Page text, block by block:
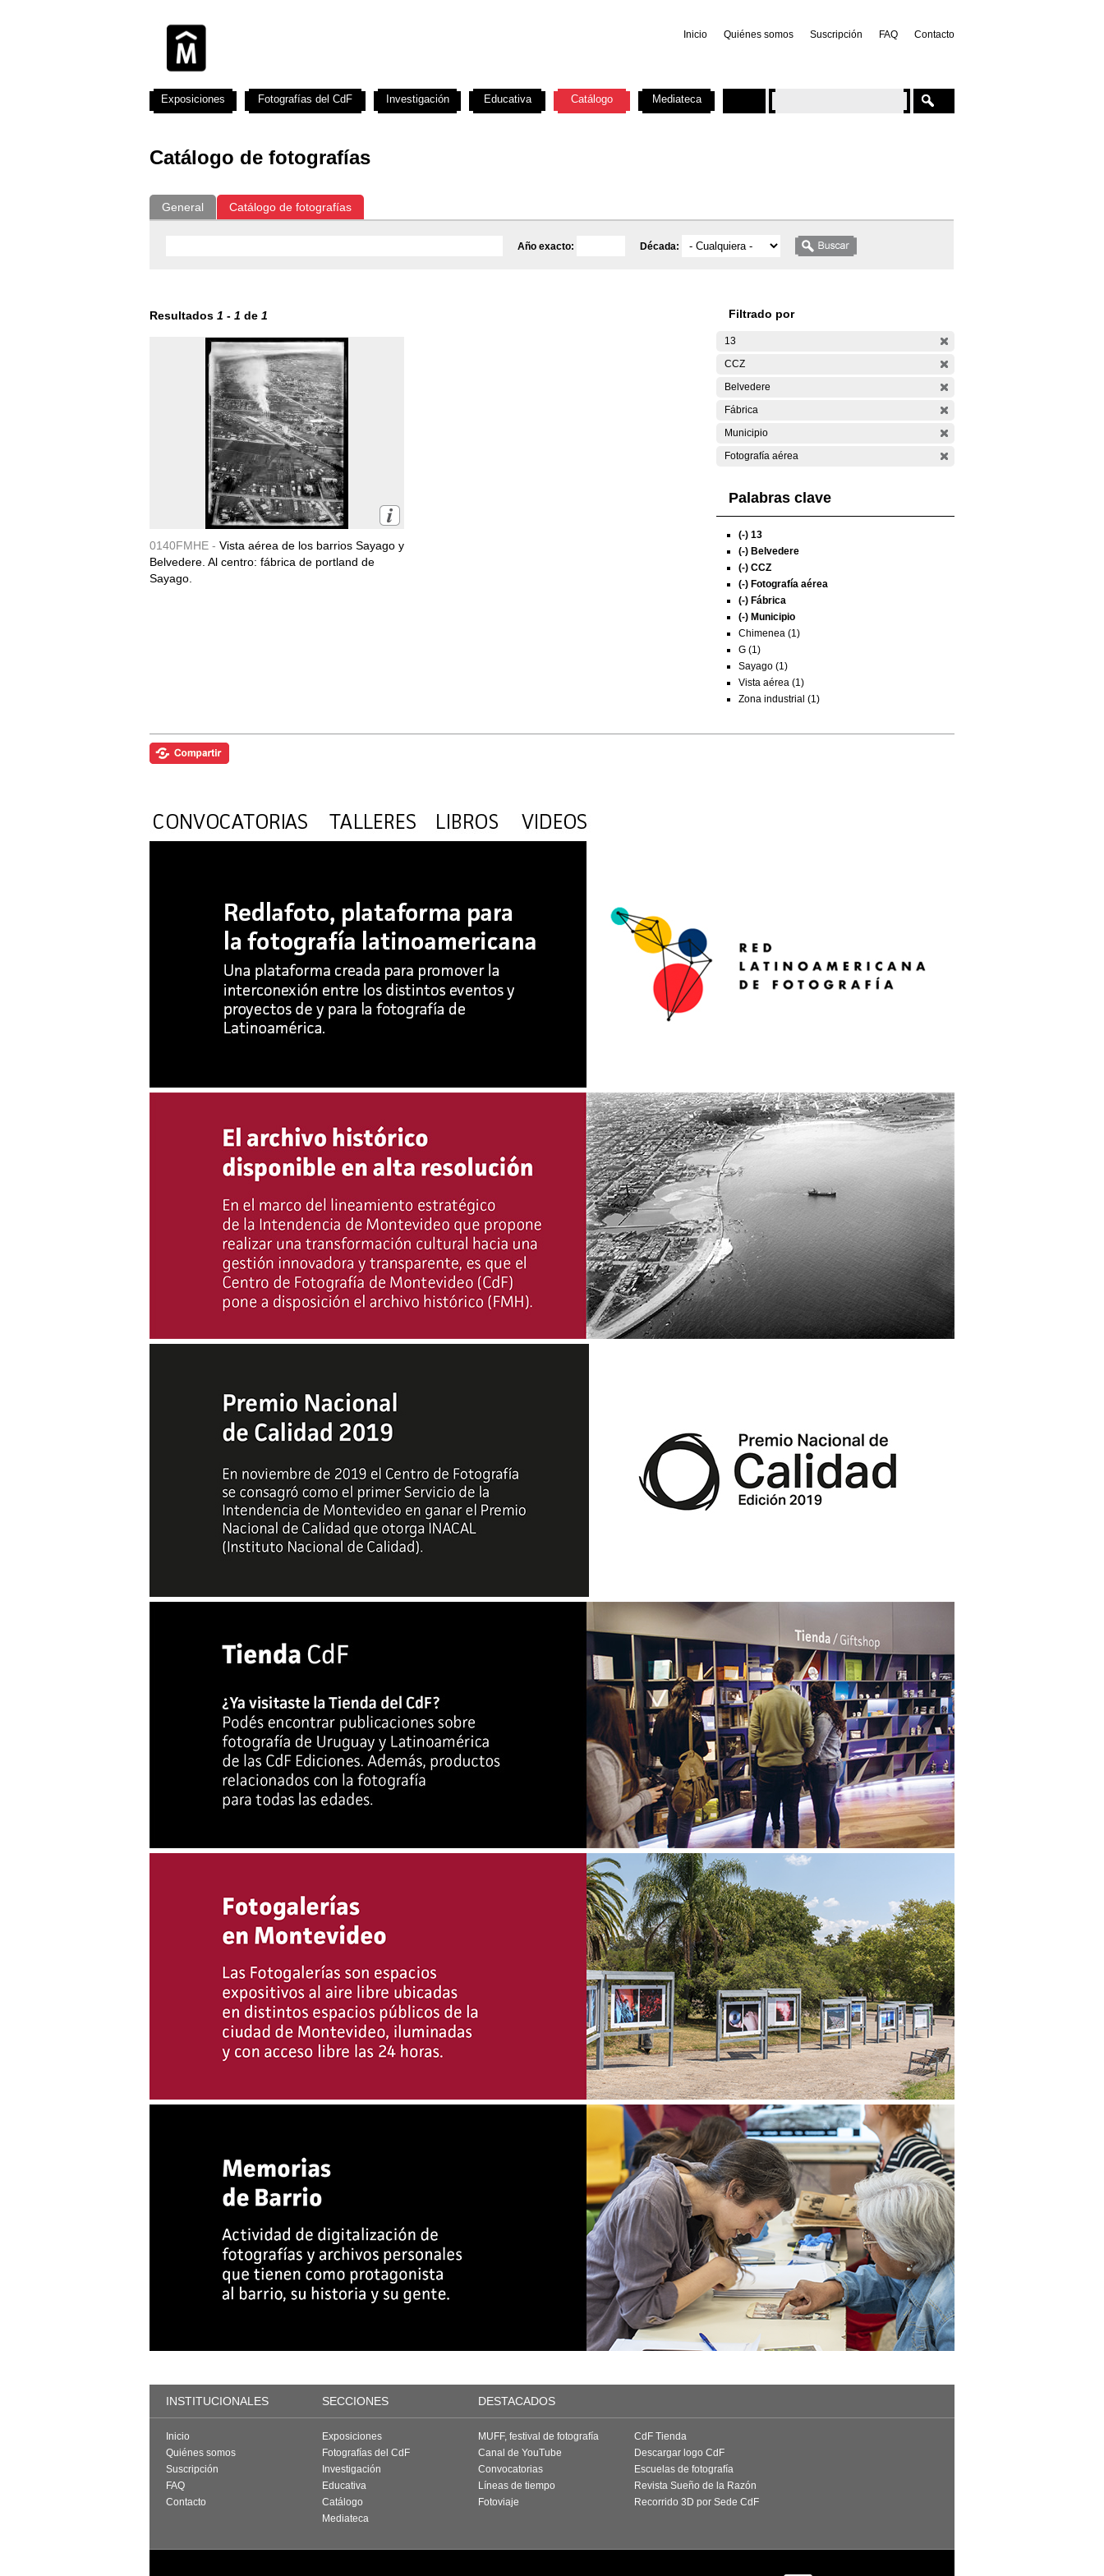
Inicio Quiénes somos Suscripción FAQ Contacto
Catálogo de fotografías
General Catálogo de fotografías
Año exacto: Década:
Resultados 1 - 1 de 1
0140FMHE - Vista aérea de los barrios Sayago y
Belvedere. Al centro: fábrica de portland de
Sayago.
Filtrado por
13
CCZ
Belvedere
Fábrica
Municipio
Fotografía aérea
Palabras clave
(-) 13
(-) Belvedere
(-) CCZ
(-) Fotografía aérea
(-) Fábrica
(-) Municipio
Chimenea (1)
G (1)
Sayago (1)
Vista aérea (1)
Zona industrial (1)
Exposiciones Fotografías del CdF Investigación Educativa Catálogo Mediateca
INSTITUCIONALES SECCIONES DESTACADOS
Inicio
Quiénes somos
Suscripción
FAQ
Contacto
Exposiciones
Fotografías del CdF
Investigación
Educativa
Catálogo
Mediateca
MUFF, festival de fotografía
Canal de YouTube
Convocatorias
Líneas de tiempo
Fotoviaje
CdF Tienda
Descargar logo CdF
Escuelas de fotografía
Revista Sueño de la Razón
Recorrido 3D por Sede CdF